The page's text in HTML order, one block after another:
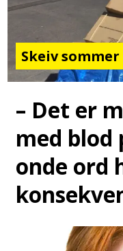
Skeiv sommer
– Det er
med blod
onde ord